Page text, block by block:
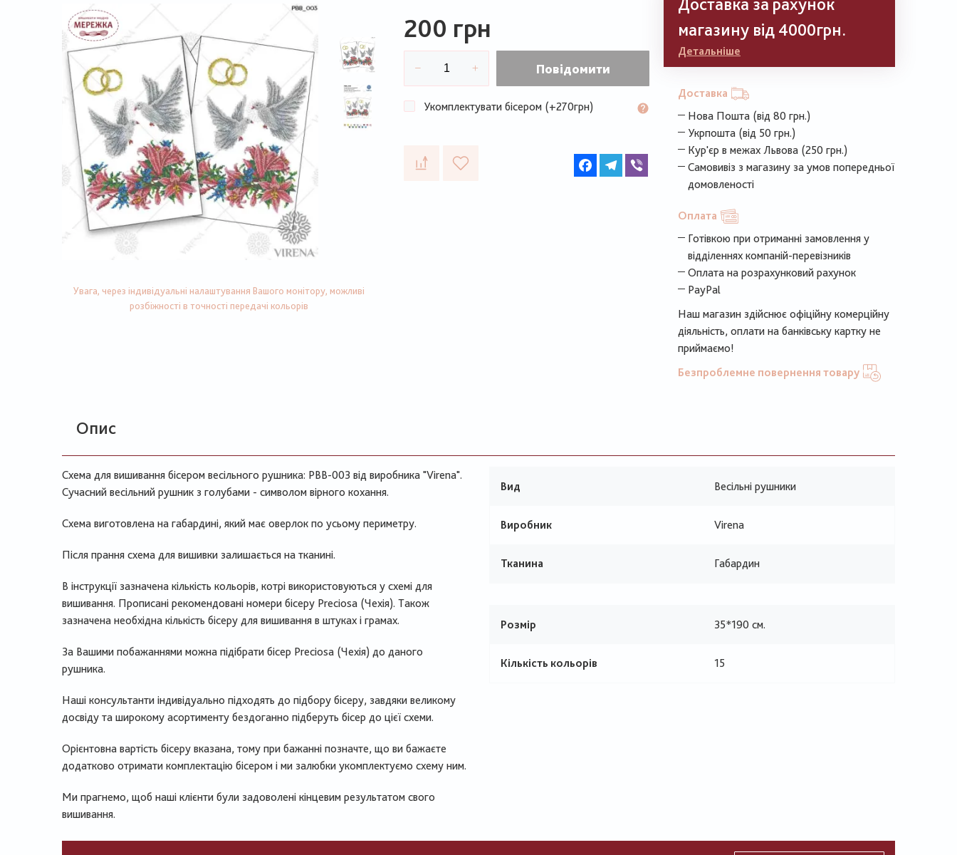
Увага, через індивідуальні налаштування Вашого монітору, можливі
розбіжності в точності передачі кольорів
200 грн
Повідомити
Укомплектувати бісером (+270грн)
FacebookTelegram
магазину від 4000грн.
Детальніше
Доставка
Нова Пошта (від 80 грн.)
Укрпошта (від 50 грн.)
Кур'єр в межах Львова (250 грн.)
Самовивіз з магазину за умов попередньої
домовленості
Оплата
Готівкою при отриманні замовлення у
відділеннях компаній-перевізників
Оплата на розрахунковий рахунок
PayPal
Наш магазин здійснює офіційну комерційну
діяльність, оплати на банківську картку не
приймаємо!
Безпроблемне повернення товару
Опис
Схема для вишивання бісером весільного рушника: РВВ-003 від виробника "Virena".
Сучасний весільний рушник з голубами - символом вірного кохання.
Схема виготовлена на габардині, який має оверлок по усьому периметру.
Після прання схема для вишивки залишається на тканині.
В інструкції зазначена кількість кольорів, котрі використовуються у схемі для
вишивання. Прописані рекомендовані номери бісеру Preciosa (Чехія). Також
зазначена необхідна кількість бісеру для вишивання в штуках і грамах.
За Вашими побажаннями можна підібрати бісер Preciosa (Чехія) до даного
рушника.
Наші консультанти індивідуально підходять до підбору бісеру, завдяки великому
досвіду та широкому асортименту бездоганно підберуть бісер до цієї схеми.
Орієнтовна вартість бісеру вказана, тому при бажанні позначте, що ви бажаєте
додатково отримати комплектацію бісером і ми залюбки укомплектуємо схему ним.
Ми прагнемо, щоб наші клієнти були задоволені кінцевим результатом свого
вишивання.
Вид Весільні рушники
Виробник Virena
Тканина Габардин
Розмір 35*190 см.
Кількість кольорів 15